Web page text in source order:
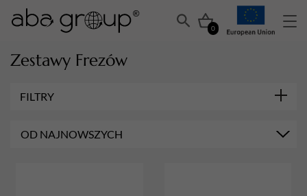
0
Zestawy Frezów
FILTRY
OD NAJNOWSZYCH